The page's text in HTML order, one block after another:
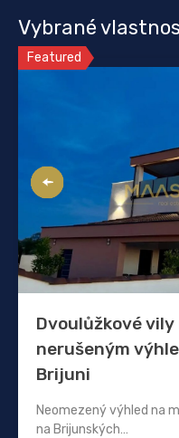
Vybrané
Featured
Dvoulůžkové
nerušeným
Brijuni
Neomezený výhled na
na Brijunských…